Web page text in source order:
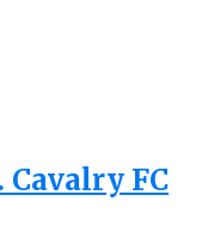
Cavalry FC